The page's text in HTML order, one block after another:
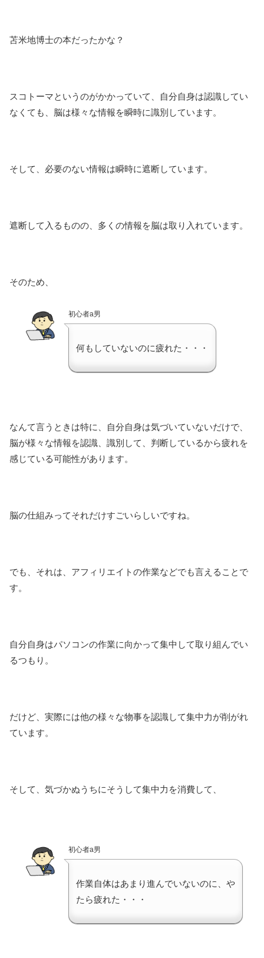
苫米地博士の本だったかな？
スコトーマというのがかかっていて、自分自身は認識してい
なくても、脳は様々な情報を瞬時に識別しています。
そして、必要のない情報は瞬時に遮断しています。
遮断して入るものの、多くの情報を脳は取り入れています。
そのため、
初心者a男
何もしていないのに疲れた・・・
なんて言うときは特に、自分自身は気づいていないだけで、
脳が様々な情報を認識、識別して、判断しているから疲れを
感じている可能性があります。
脳の仕組みってそれだけすごいらしいですね。
でも、それは、アフィリエイトの作業などでも言えることで
す。
自分自身はパソコンの作業に向かって集中して取り組んでい
るつもり。
だけど、実際には他の様々な物事を認識して集中力が削がれ
ています。
そして、気づかぬうちにそうして集中力を消費して、
初心者a男
作業自体はあまり進んでいないのに、や
たら疲れた・・・